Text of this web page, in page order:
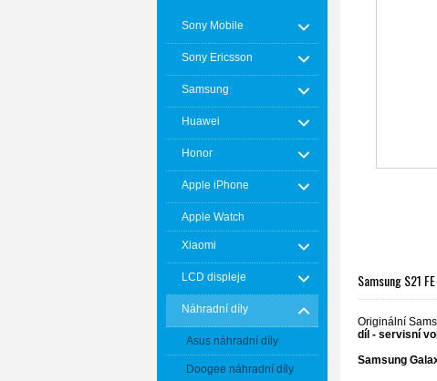
Sony Mobile
Sony Ericsson
Samsung
Huawei
Honor
Apple iPhone
Apple Watch
Xiaomi
LCD displeje
Náhradní díly
Asus náhradní díly
Doogee náhradní díly
Samsung S21
Originální
díl - servisní
Samsung